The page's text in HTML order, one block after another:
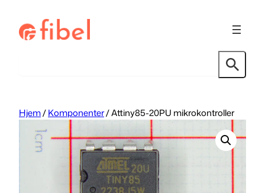
innhold
Hjem/Komponenter/ Attiny85-20PU mikrokontroller